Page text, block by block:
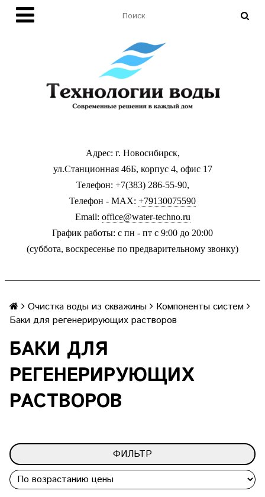
Адрес: г. Новосибирск,
ул.Станционная 46Б, корпус 4, офис 17
Телефон: +7(383) 286-55-90,
Телефон - MAX: +79130075590
Email: office@water-techno.ru
График работы: с пн - пт с 9:00 до 20:00
(суббота, воскресенье по предварительному звонку)
Очистка воды из скважины
Компоненты систем
Баки для регенерирующих растворов
БАКИ ДЛЯ
РЕГЕНЕРИРУЮЩИХ
РАСТВОРОВ
ФИЛЬТР